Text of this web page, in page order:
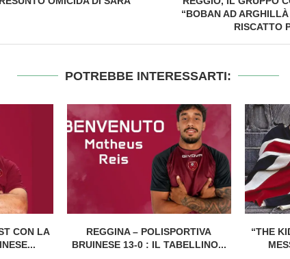
“BOBAN AD
RISCATTO
POTREBBE INTERESSARTI:
CON LA
REGGINA – POLISPORTIVA
BRUINESE 13-0 : IL TABELLINO...
“THE